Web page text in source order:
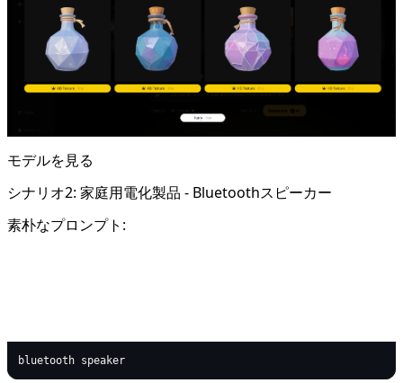
モデルを見る
シナリオ2: 家庭用電化製品 - Bluetoothスピーカー
素朴なプロンプト: